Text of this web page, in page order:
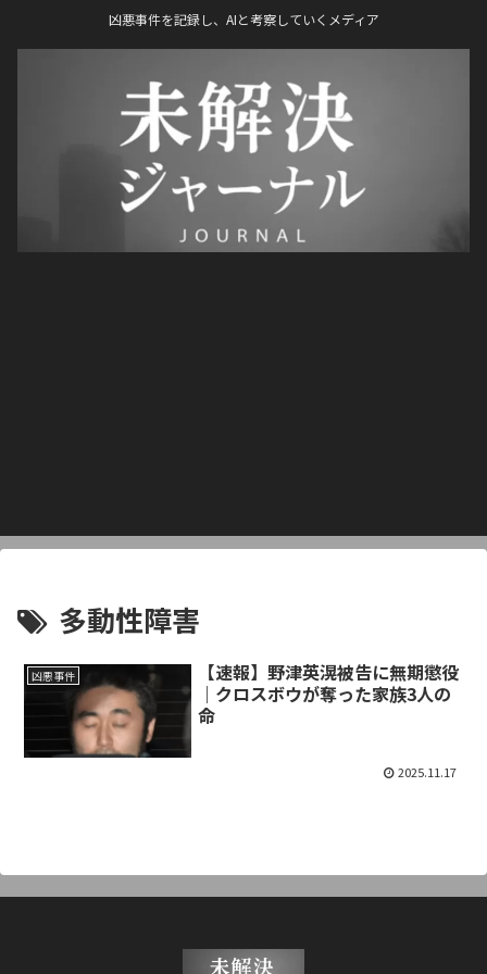
凶悪事件を記録し、AIと考察していくメディア
多動性障害
凶悪事件
【速報】野津英滉被告に無期懲役
｜クロスボウが奪った家族3人の
命
2025.11.17